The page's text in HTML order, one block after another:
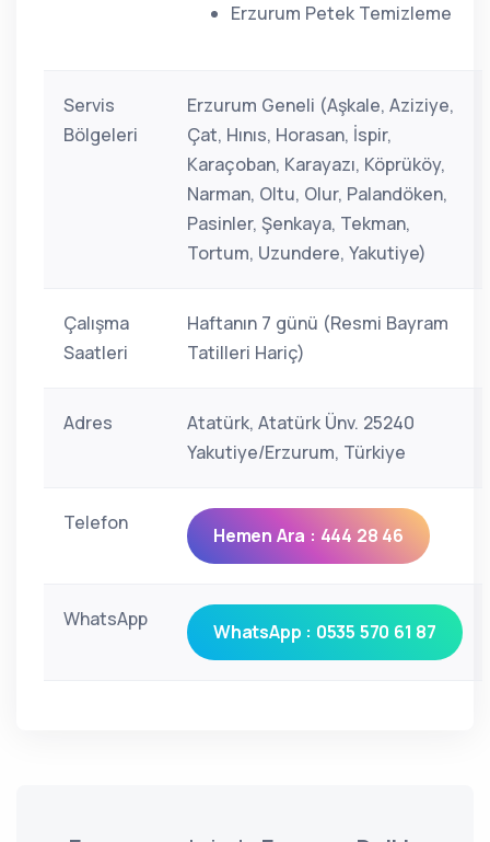
Erzurum Petek Temizleme
Servis
Bölgeleri
Erzurum Geneli (Aşkale, Aziziye,
Çat, Hınıs, Horasan, İspir,
Karaçoban, Karayazı, Köprüköy,
Narman, Oltu, Olur, Palandöken,
Pasinler, Şenkaya, Tekman,
Tortum, Uzundere, Yakutiye)
Çalışma
Saatleri
Haftanın 7 günü (Resmi Bayram
Tatilleri Hariç)
Adres
Atatürk, Atatürk Ünv. 25240
Yakutiye/Erzurum, Türkiye
Telefon
Hemen Ara : 444 28 46
WhatsApp
WhatsApp : 0535 570 61 87